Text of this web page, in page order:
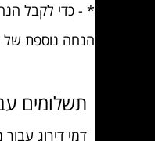
* - כדי לקבל הנחות אלו יש
הנחה נוספת של 20% לבן משפחה מקרבה ראשונה ו40% לבן משפחה שני ואילך. גם לקבלת הנחות אלו יש ליצור קשר עם משרד האיגוד.
תשלומים
דמי דירוג